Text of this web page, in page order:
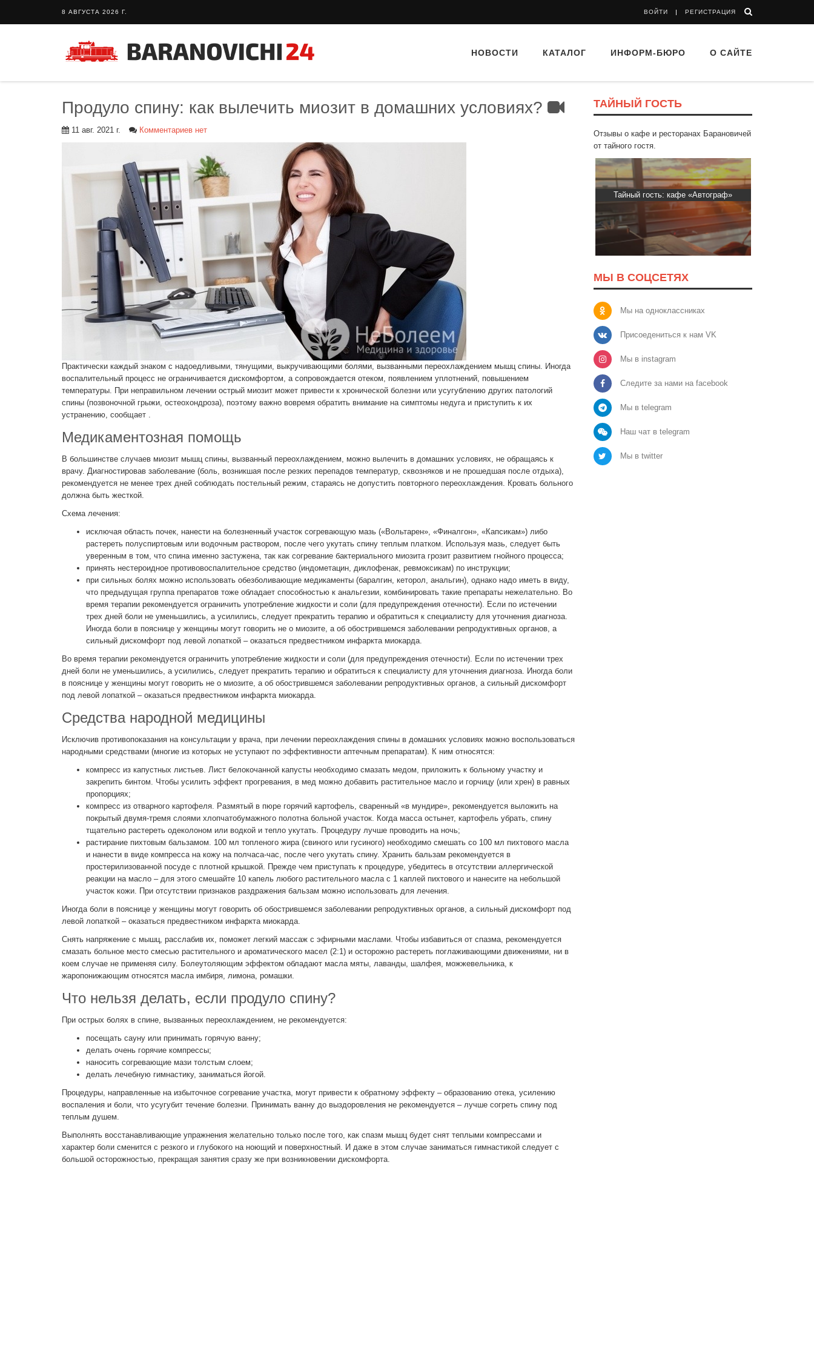
8 АВГУСТА 2026 Г. ВОЙТИ РЕГИСТРАЦИЯ
НОВОСТИ КАТАЛОГ ИНФОРМ-БЮРО О САЙТЕ
Продуло спину: как вылечить миозит в домашних условиях?
11 авг. 2021 г. Комментариев нет
Практически каждый знаком с надоедливыми, тянущими, выкручивающими болями, вызванными переохлаждением мышц спины. Иногда
воспалительный процесс не ограничивается дискомфортом, а сопровождается отеком, появлением уплотнений, повышением
температуры. При неправильном лечении острый миозит может привести к хронической болезни или усугублению других патологий
спины (позвоночной грыжи, остеохондроза), поэтому важно вовремя обратить внимание на симптомы недуга и приступить к их
устранению, сообщает .
Медикаментозная помощь
В большинстве случаев миозит мышц спины, вызванный переохлаждением, можно вылечить в домашних условиях, не обращаясь к
врачу. Диагностировав заболевание (боль, возникшая после резких перепадов температур, сквозняков и не прошедшая после отдыха),
рекомендуется не менее трех дней соблюдать постельный режим, стараясь не допустить повторного переохлаждения. Кровать больного
должна быть жесткой.
Схема лечения:
исключая область почек, нанести на болезненный участок согревающую мазь («Вольтарен», «Финалгон», «Капсикам») либо
растереть полуспиртовым или водочным раствором, после чего укутать спину теплым платком. Используя мазь, следует быть
уверенным в том, что спина именно застужена, так как согревание бактериального миозита грозит развитием гнойного процесса;
принять нестероидное противовоспалительное средство (индометацин, диклофенак, ревмоксикам) по инструкции;
при сильных болях можно использовать обезболивающие медикаменты (баралгин, кеторол, анальгин), однако надо иметь в виду,
что предыдущая группа препаратов тоже обладает способностью к анальгезии, комбинировать такие препараты нежелательно. Во
время терапии рекомендуется ограничить употребление жидкости и соли (для предупреждения отечности). Если по истечении
трех дней боли не уменьшились, а усилились, следует прекратить терапию и обратиться к специалисту для уточнения диагноза.
Иногда боли в пояснице у женщины могут говорить не о миозите, а об обострившемся заболевании репродуктивных органов, а
сильный дискомфорт под левой лопаткой – оказаться предвестником инфаркта миокарда.
Во время терапии рекомендуется ограничить употребление жидкости и соли (для предупреждения отечности). Если по истечении трех
дней боли не уменьшились, а усилились, следует прекратить терапию и обратиться к специалисту для уточнения диагноза. Иногда боли
в пояснице у женщины могут говорить не о миозите, а об обострившемся заболевании репродуктивных органов, а сильный дискомфорт
под левой лопаткой – оказаться предвестником инфаркта миокарда.
Средства народной медицины
Исключив противопоказания на консультации у врача, при лечении переохлаждения спины в домашних условиях можно воспользоваться
народными средствами (многие из которых не уступают по эффективности аптечным препаратам). К ним относятся:
компресс из капустных листьев. Лист белокочанной капусты необходимо смазать медом, приложить к больному участку и
закрепить бинтом. Чтобы усилить эффект прогревания, в мед можно добавить растительное масло и горчицу (или хрен) в равных
пропорциях;
компресс из отварного картофеля. Размятый в пюре горячий картофель, сваренный «в мундире», рекомендуется выложить на
покрытый двумя-тремя слоями хлопчатобумажного полотна больной участок. Когда масса остынет, картофель убрать, спину
тщательно растереть одеколоном или водкой и тепло укутать. Процедуру лучше проводить на ночь;
растирание пихтовым бальзамом. 100 мл топленого жира (свиного или гусиного) необходимо смешать со 100 мл пихтового масла
и нанести в виде компресса на кожу на полчаса-час, после чего укутать спину. Хранить бальзам рекомендуется в
простерилизованной посуде с плотной крышкой. Прежде чем приступать к процедуре, убедитесь в отсутствии аллергической
реакции на масло – для этого смешайте 10 капель любого растительного масла с 1 каплей пихтового и нанесите на небольшой
участок кожи. При отсутствии признаков раздражения бальзам можно использовать для лечения.
Иногда боли в пояснице у женщины могут говорить об обострившемся заболевании репродуктивных органов, а сильный дискомфорт под
левой лопаткой – оказаться предвестником инфаркта миокарда.
Снять напряжение с мышц, расслабив их, поможет легкий массаж с эфирными маслами. Чтобы избавиться от спазма, рекомендуется
смазать больное место смесью растительного и ароматического масел (2:1) и осторожно растереть поглаживающими движениями, ни в
коем случае не применяя силу. Болеутоляющим эффектом обладают масла мяты, лаванды, шалфея, можжевельника, к
жаропонижающим относятся масла имбиря, лимона, ромашки.
Что нельзя делать, если продуло спину?
При острых болях в спине, вызванных переохлаждением, не рекомендуется:
посещать сауну или принимать горячую ванну;
делать очень горячие компрессы;
наносить согревающие мази толстым слоем;
делать лечебную гимнастику, заниматься йогой.
Процедуры, направленные на избыточное согревание участка, могут привести к обратному эффекту – образованию отека, усилению
воспаления и боли, что усугубит течение болезни. Принимать ванну до выздоровления не рекомендуется – лучше согреть спину под
теплым душем.
Выполнять восстанавливающие упражнения желательно только после того, как спазм мышц будет снят теплыми компрессами и
характер боли сменится с резкого и глубокого на ноющий и поверхностный. И даже в этом случае заниматься гимнастикой следует с
большой осторожностью, прекращая занятия сразу же при возникновении дискомфорта.
ТАЙНЫЙ ГОСТЬ
Отзывы о кафе и ресторанах Барановичей
от тайного гостя.
Тайный гость: кафе «Автограф»
МЫ В СОЦСЕТЯХ
Мы на одноклассниках
Присоедениться к нам VK
Мы в instagram
Следите за нами на facebook
Мы в telegram
Наш чат в telegram
Мы в twitter